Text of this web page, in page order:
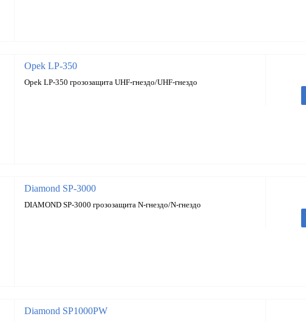
Opek LP-350
Opek LP-350 грозозащита UHF-гнездо/UHF-гнездо
Diamond SP-3000
DIAMOND SP-3000 грозозащита N-гнездо/N-гнездо
Diamond SP1000PW